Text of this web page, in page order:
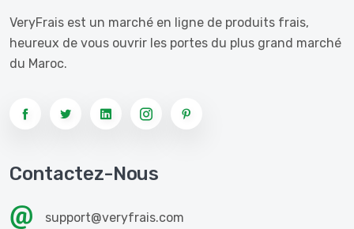
VeryFrais est un marché en ligne de produits frais,
heureux de vous ouvrir les portes du plus grand marché
du Maroc.
Contactez-Nous
support@veryfrais.com